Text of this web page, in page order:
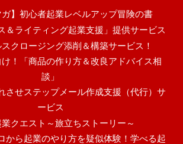
ガ】初心者起業レベルアップ冒険の書
＆ライティング起業支援」提供サービス
クロージング添削＆構築サービス！
！「商品の作り方＆改良アドバイス相
談」
させステップメール作成支援（代行）サ
ービス
クエスト～旅立ちストーリー～
から起業のやり方を疑似体験！学べる起